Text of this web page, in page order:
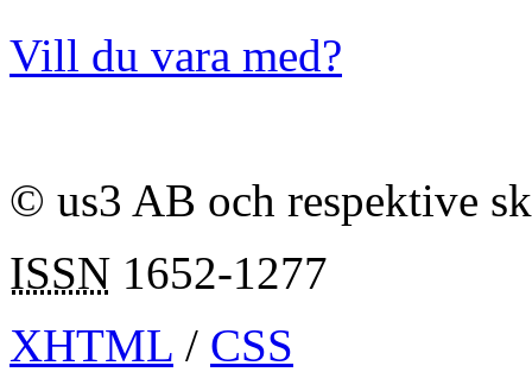
Vill du vara med?
© us3 AB och respektive
ISSN 1652-1277
XHTML / CSS